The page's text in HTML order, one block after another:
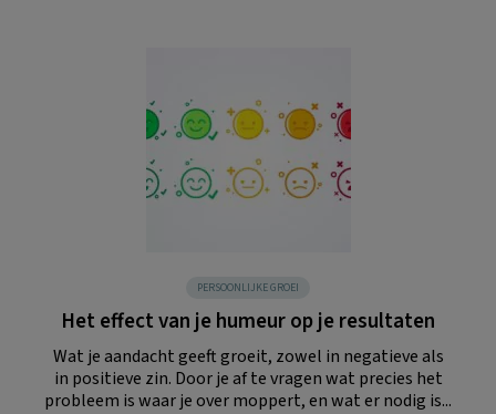
PERSOONLIJKE GROEI
Het effect van je humeur op je resultaten
Wat je aandacht geeft groeit, zowel in negatieve als
in positieve zin. Door je af te vragen wat precies het
probleem is waar je over moppert, en wat er nodig is...